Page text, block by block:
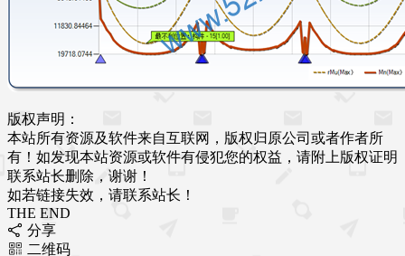
版权声明：
本站所有资源及软件来自互联网，版权归原公司或者作者所
有！如发现本站资源或软件有侵犯您的权益，请附上版权证明
联系站长删除，谢谢！
如若链接失效，请联系站长！
THE END
分享
二维码